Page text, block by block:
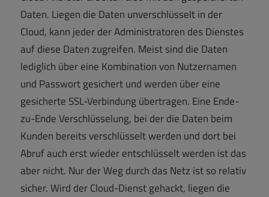
Daten. Liegen die Daten unverschlüsselt in der
Cloud, kann jeder der Administratoren des Dienstes
auf diese Daten zugreifen. Meist sind die Daten
lediglich über eine Kombination von Nutzernamen
und Passwort gesichert und werden über eine
gesicherte SSL-Verbindung übertragen. Eine Ende-
zu-Ende Verschlüsselung, bei der die Daten beim
Kunden bereits verschlüsselt werden und dort bei
Abruf auch erst wieder entschlüsselt werden ist das
aber nicht. Nur der Weg durch das Netz ist so relativ
sicher. Wird der Cloud-Dienst gehackt, liegen die